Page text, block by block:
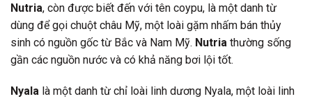
Nutria, còn được biết đến với tên coypu, là một danh từ
dùng để gọi chuột châu Mỹ, một loài gặm nhấm bán thủy
sinh có nguồn gốc từ Bắc và Nam Mỹ. Nutria thường sống
gần các nguồn nước và có khả năng bơi lội tốt.
Nyala là một danh từ chỉ loài linh dương Nyala, một loài linh